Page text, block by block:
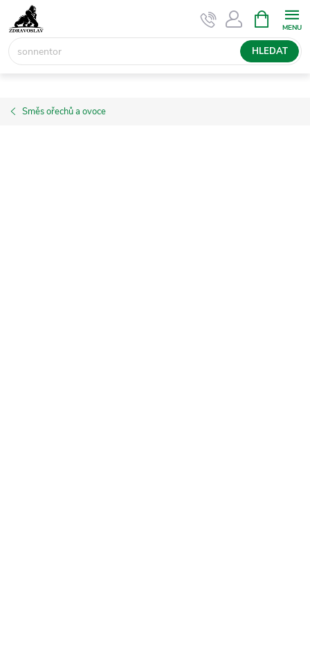
na
obsah
HLEDAT
NÁKUPNÍ
KOŠÍK
Směs ořechů a ovoce